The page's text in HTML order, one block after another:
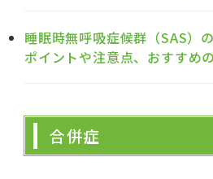
睡眠時無呼吸症候群（SAS）
ポイントや注意点、おすすめ
合併症